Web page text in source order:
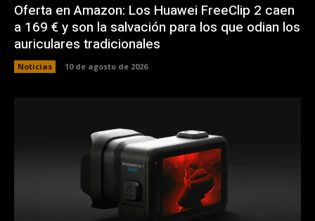
Oferta en Amazon: Los Huawei FreeClip 2 caen
a 169 € y son la salvación para los que odian los
auriculares tradicionales
Noticias 10 de agosto de 2026